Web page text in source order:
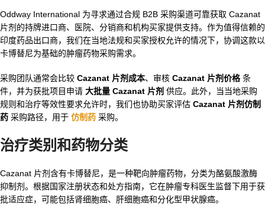
Oddway International 为寻求通过合规 B2B 采购渠道可靠获取 Cazanat
片剂的持牌进口商、医院、分销商和机构买家提供支持。作为值得信赖的
印度药品出口商，我们在当地法规和买家授权允许的情况下，协调这款以
卡博替尼为基础的肿瘤药物采购需求。
采购团队通常会比较 Cazanat 片剂成本、审核 Cazanat 片剂价格条
件，并为获批项目申请 大批量 Cazanat 片剂 供应。此外，当当地采购
规则和治疗等效性要求允许时，我们也协助买家评估 Cazanat 片剂仿制
药 采购路径，用于 仿制药 采购。
治疗类别和药物分类
Cazanat 片剂含有卡博替尼，是一种靶向肿瘤药物，分类为酪氨酸激酶
抑制剂。根据国家注册状态和处方指南，它在肿瘤专科医生监督下用于获
批适应症，可能包括肾细胞癌、肝细胞癌和分化型甲状腺癌。